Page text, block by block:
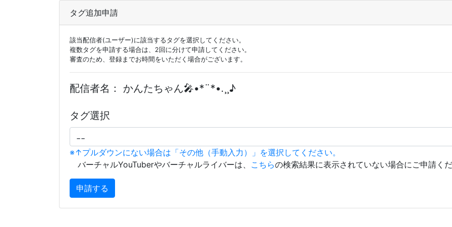
タグ追加申請
該当配信者(ユーザー)に該当するタグを選択してください。
複数タグを申請する場合は、2回に分けて申請してください。
審査のため、登録までお時間をいただく場合がございます。
配信者名： かんたちゃん🎤•*¨*•.¸¸♪
タグ選択
※↑プルダウンにない場合は「その他（手動入力）」を選択してください。
バーチャルYouTuberやバーチャルライバーは、 こちらの検索結果に表示されていない場合にご申請く
申請する